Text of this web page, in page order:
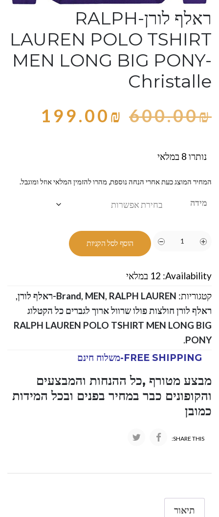
ראלף לורן-RALPH
LAUREN POLO TSHIRT
MEN LONG BIG PONY-
Christalle
600.00₪
199.00₪
נותרו 8 במלאי
המחיר המוצג כעת אחרי הנחה נוספת, מהרו להזמין המלאי אוזל ומוגבל.
מידה
הוסף לסל הקניות
Availability: 12 במלאי
קטגוריות:
Brand, MEN, RALPH LAUREN-ראלף לורן
,
ראלף לורן חולצות פולו שרוול ארוך לגברים כל הקטלוג
RALPH LAUREN POLO TSHIRT MEN LONG BIG
PONY
.
FREE SHIPPING-משלוח חינם
מבצע מטורף ,כל ההנחות והמבצעים
והקופונים כבר במחיר בפנים ובכל המידות
כמובן
SHARE THIS:
תיאור